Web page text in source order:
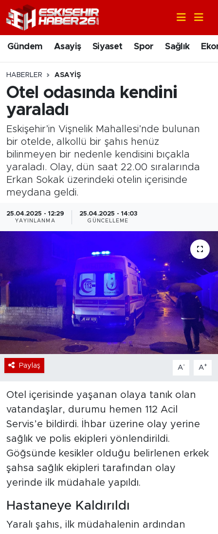
Gündem Asayiş Siyaset Spor Sağlık
HABERLER ASAYIŞ
Otel odasında kendini
yaraladı
Eskişehir’in Vişnelik Mahallesi’nde bulunan
bir otelde, alkollü bir şahıs henüz
bilinmeyen bir nedenle kendisini bıçakla
yaraladı. Olay, dün saat 22.00 sıralarında
Erkan Sokak üzerindeki otelin içerisinde
meydana geldi.
25.04.2025 - 12:29
YAYINLANMA
25.04.2025 - 14:03
GÜNCELLEME
Paylaş A- A+
Otel içerisinde yaşanan olaya tanık olan
vatandaşlar, durumu hemen 112 Acil
Servis’e bildirdi. İhbar üzerine olay yerine
sağlık ve polis ekipleri yönlendirildi.
Göğsünde kesikler olduğu belirlenen erkek
şahsa sağlık ekipleri tarafından olay
yerinde ilk müdahale yapıldı.
Hastaneye Kaldırıldı
Yaralı şahıs, ilk müdahalenin ardından
Gündem
Asayiş
Siyaset
Spor
Sağlık
Ekonomi
Sanat
Magazin
Dünya
Sektör
Nöbetçi Eczaneler
Hava Durumu
Trafik Durumu
Süper Lig Puan Durumu ve Fikstür
Tüm Manşetler
Son Dakika Haberleri